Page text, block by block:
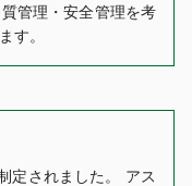
管理・安全管理を考
す。
定されました。 アス